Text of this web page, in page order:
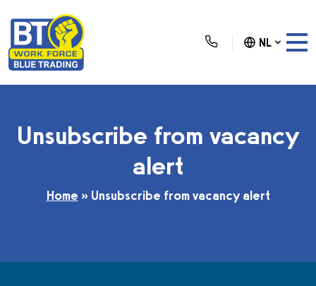
NL
Unsubscribe from vacancy
alert
Home » Unsubscribe from vacancy alert